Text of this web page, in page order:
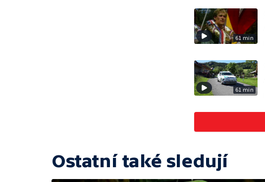
61 min
61 min
Ostatní také sledují